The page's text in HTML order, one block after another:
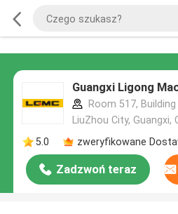
Guangxi Ligong
Room 517,
LiuZhou City, Guangxi,
5.0
zweryfikowane
Zadzwoń teraz